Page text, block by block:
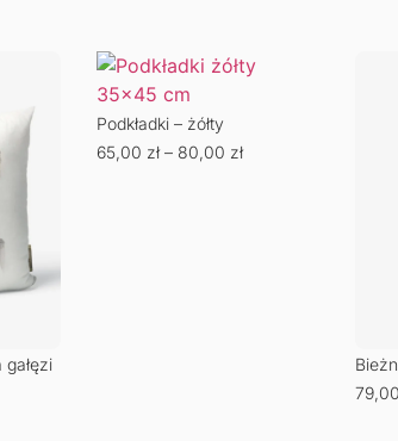
gałęzi
Podkładki – żółty
65,00 zł – 80,00 zł
79,00